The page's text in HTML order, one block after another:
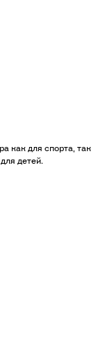
как для спорта, так
детей.